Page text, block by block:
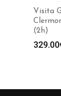
Visita
(2h)
329.00